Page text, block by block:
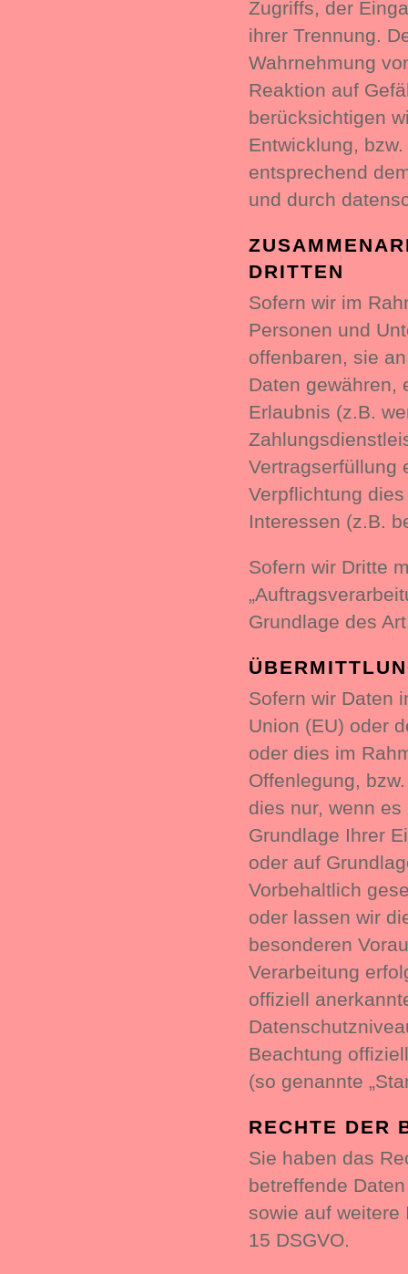
Zugriffs, der
ihrer Trennung.
Wahrnehmung
Reaktion auf
berücksichtigen
Entwicklung,
entsprechend
und durch
DRITTEN
Sofern wir im
Personen und
offenbaren, sie
Daten gewähren,
Erlaubnis (z.B.
Vertragserfüllung
Verpflichtung
Interessen (z.B.
Sofern wir Dritte
Grundlage des
Sofern wir Daten
Union (EU) oder
oder dies im
Offenlegung,
dies nur, wenn
Grundlage Ihrer
oder auf
Vorbehaltlich
oder lassen wir
besonderen
Verarbeitung
offiziell
Beachtung
(so genannte
RECHTE DER
Sie haben das
betreffende
sowie auf weitere
15 DSGVO.